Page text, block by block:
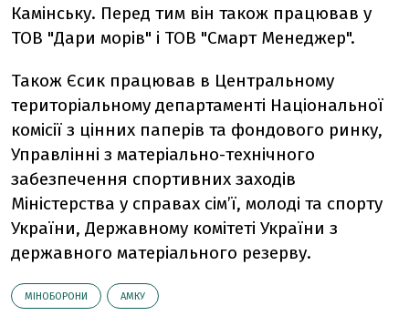
Камінську. Перед тим він також працював у
ТОВ "Дари морів" і ТОВ "Смарт Менеджер".
Також Єсик працював в Центральному
територіальному департаменті Національної
комісії з цінних паперів та фондового ринку,
Управлінні з матеріально-технічного
забезпечення спортивних заходів
Міністерства у справах сім’ї, молоді та спорту
України, Державному комітеті України з
державного матеріального резерву.
МІНОБОРОНИ АМКУ